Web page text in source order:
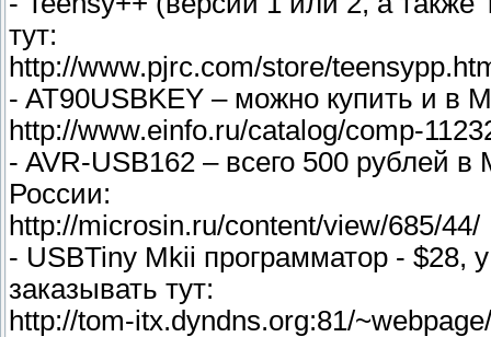
тут:
http://www.pjrc.com/store/
- AT90USBKEY – можно купить и в
http://www.einfo.ru/catalog/comp-
- AVR-USB162 – всего 500 рублей
России:
http://microsin.ru/content/view/685/44/
- USBTiny Mkii программатор - $28,
заказывать тут:
http://tom-itx.dyndns.org:81/